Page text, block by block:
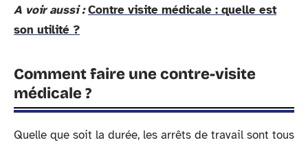
A voir aussi : Contre visite médicale : quelle est
son utilité ?
Comment faire une contre-visite
médicale ?
Quelle que soit la durée, les arrêts de travail sont tous